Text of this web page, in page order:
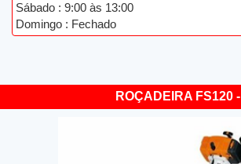
Sábado : 9:00 às 13:00
Domingo : Fechado
ROÇADEIRA FS120 -